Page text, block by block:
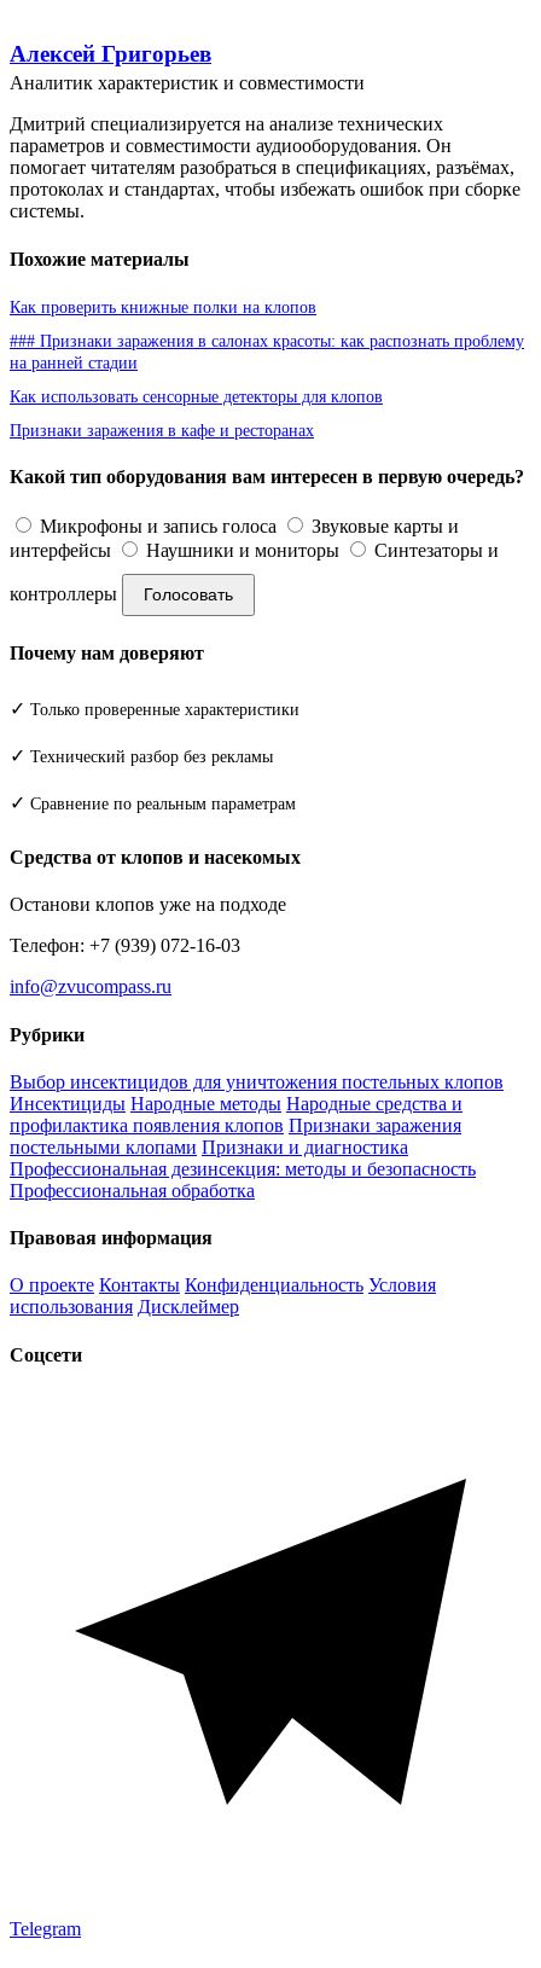
Алексей Григорьев
Аналитик характеристик и совместимости
Дмитрий специализируется на анализе технических
параметров и совместимости аудиооборудования. Он
помогает читателям разобраться в спецификациях, разъёмах,
протоколах и стандартах, чтобы избежать ошибок при сборке
системы.
Похожие материалы
Как проверить книжные полки на клопов
### Признаки заражения в салонах красоты: как распознать проблему
на ранней стадии
Как использовать сенсорные детекторы для клопов
Признаки заражения в кафе и ресторанах
Какой тип оборудования вам интересен в первую очередь?
Микрофоны и запись голоса
Звуковые карты и
интерфейсы
Наушники и мониторы Синтезаторы и
контроллеры Голосовать
Почему нам доверяют
✓ Только проверенные характеристики
✓ Технический разбор без рекламы
✓ Сравнение по реальным параметрам
Средства от клопов и насекомых
Останови клопов уже на подходе
Телефон: +7 (939) 072-16-03
info@zvucompass.ru
Рубрики
Выбор инсектицидов для уничтожения постельных клопов
Инсектициды Народные методы Народные средства и
профилактика появления клопов Признаки заражения
постельными клопами Признаки и диагностика
Профессиональная дезинсекция: методы и безопасность
Профессиональная обработка
Правовая информация
О проекте Контакты Конфиденциальность Условия
использования Дисклеймер
Соцсети
Telegram